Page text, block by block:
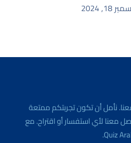
18, 2024
نأمل أن تكون تجربتكم ممتعة
معنا لأي استفسار أو اقتراح. مع